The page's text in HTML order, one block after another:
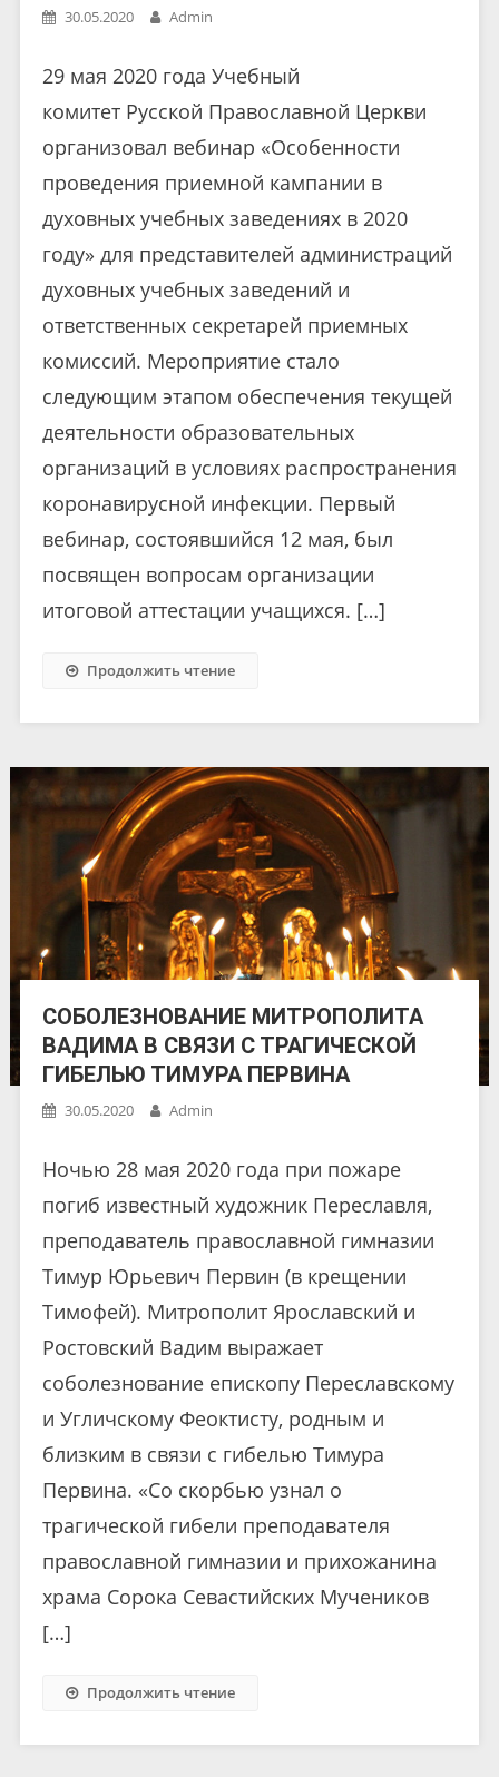
30.05.2020 Admin
29 мая 2020 года Учебный
комитет Русской Православной Церкви
организовал вебинар «Особенности
проведения приемной кампании в
духовных учебных заведениях в 2020
году» для представителей администраций
духовных учебных заведений и
ответственных секретарей приемных
комиссий. Мероприятие стало
следующим этапом обеспечения текущей
деятельности образовательных
организаций в условиях распространения
коронавирусной инфекции. Первый
вебинар, состоявшийся 12 мая, был
посвящен вопросам организации
итоговой аттестации учащихся. […]
Продолжить чтение
СОБОЛЕЗНОВАНИЕ МИТРОПОЛИТА
ВАДИМА В СВЯЗИ С ТРАГИЧЕСКОЙ
ГИБЕЛЬЮ ТИМУРА ПЕРВИНА
30.05.2020 Admin
Ночью 28 мая 2020 года при пожаре
погиб известный художник Переславля,
преподаватель православной гимназии
Тимур Юрьевич Первин (в крещении
Тимофей). Митрополит Ярославский и
Ростовский Вадим выражает
соболезнование епископу Переславскому
и Угличскому Феоктисту, родным и
близким в связи с гибелью Тимура
Первина. «Со скорбью узнал о
трагической гибели преподавателя
православной гимназии и прихожанина
храма Сорока Севастийских Мучеников
[…]
Продолжить чтение